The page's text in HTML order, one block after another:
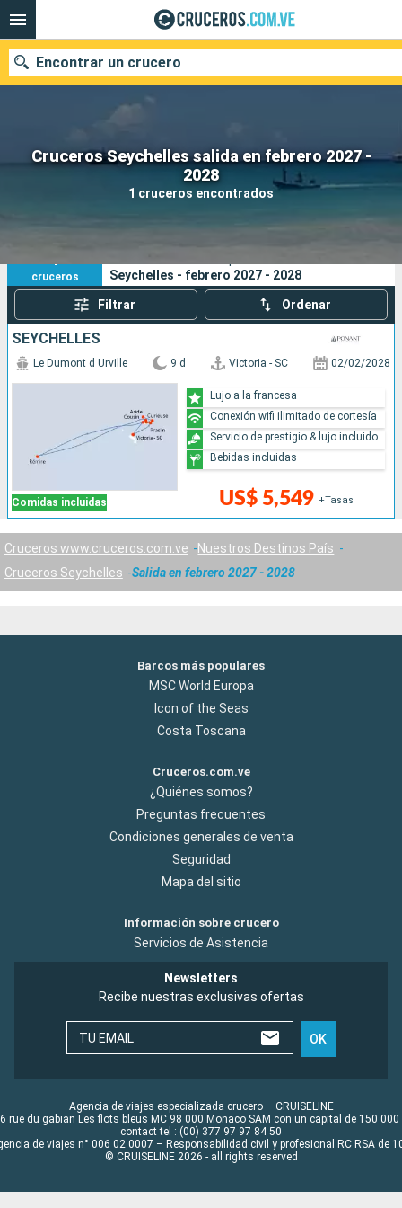
Cruceros Seychelles salida en febrero 2027 -
2028
1 cruceros encontrados
Encontrar un crucero
Nuestros destinos
Buscar
1
cruceros
Seychelles - febrero 2027 - 2028
Filtrar Ordenar
SEYCHELLES
Comidas incluidas
Le Dumont d Urville 9 d Victoria - SC 02/02/2028
US$ 5,549 +Tasas
Lujo a la francesa
Conexión wifi ilimitado de cortesía
Servicio de prestigio & lujo incluido
Bebidas incluidas
Cruceros www.cruceros.com.ve
Nuestros Destinos País
Cruceros Seychelles
Salida en febrero 2027 - 2028
Barcos más populares
MSC World Europa
Icon of the Seas
Costa Toscana
Cruceros.com.ve
¿Quiénes somos?
Preguntas frecuentes
Condiciones generales de venta
Seguridad
Mapa del sitio
Información sobre crucero
Servicios de Asistencia
Newsletters
Recibe nuestras exclusivas ofertas
TU EMAIL OK
Agencia de viajes especializada crucero – CRUISELINE
rue du gabian Les flots bleus MC 98 000 Monaco SAM con un capital de 150 000
contact tel : (00) 377 97 97 84 50
de viajes n° 006 02 0007 – Responsabilidad civil y profesional RC RSA de
© CRUISELINE 2026 - all rights reserved